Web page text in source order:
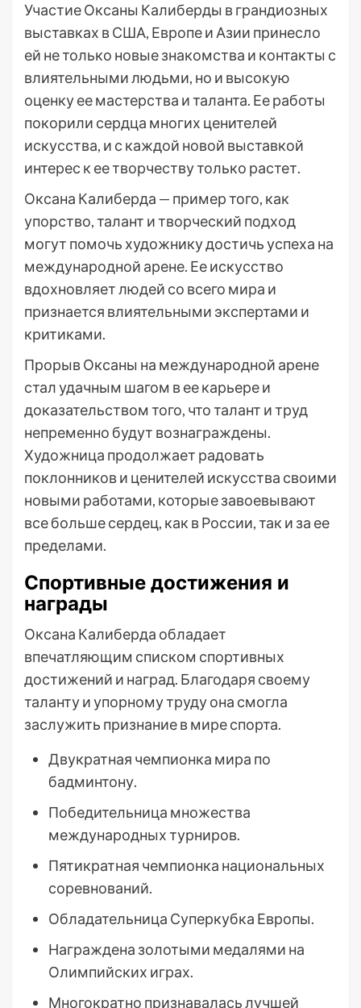
Участие Оксаны Калиберды в грандиозных
выставках в США, Европе и Азии принесло
ей не только новые знакомства и контакты с
влиятельными людьми, но и высокую
оценку ее мастерства и таланта. Ее работы
покорили сердца многих ценителей
искусства, и с каждой новой выставкой
интерес к ее творчеству только растет.
Оксана Калиберда — пример того, как
упорство, талант и творческий подход
могут помочь художнику достичь успеха на
международной арене. Ее искусство
вдохновляет людей со всего мира и
признается влиятельными экспертами и
критиками.
Прорыв Оксаны на международной арене
стал удачным шагом в ее карьере и
доказательством того, что талант и труд
непременно будут вознаграждены.
Художница продолжает радовать
поклонников и ценителей искусства своими
новыми работами, которые завоевывают
все больше сердец, как в России, так и за ее
пределами.
Спортивные достижения и
награды
Оксана Калиберда обладает
впечатляющим списком спортивных
достижений и наград. Благодаря своему
таланту и упорному труду она смогла
заслужить признание в мире спорта.
Двукратная чемпионка мира по
бадминтону.
Победительница множества
международных турниров.
Пятикратная чемпионка национальных
соревнований.
Обладательница Суперкубка Европы.
Награждена золотыми медалями на
Олимпийских играх.
Многократно признавалась лучшей